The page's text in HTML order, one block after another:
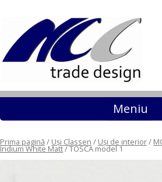
Meniu
Prima pagină / Uși Classen / Uși de interior/
Iridium White Matt/ TOSCA model 1